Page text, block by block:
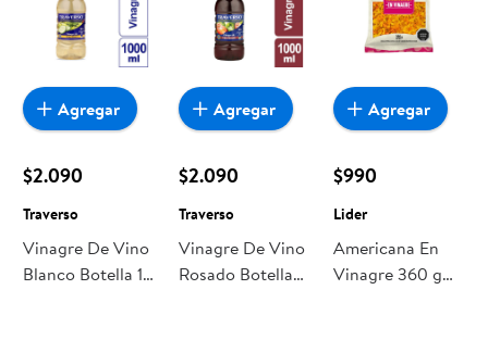
$2.090
Traverso
Vinagre De Vino
Blanco Botella 1
Agregar
$2.090
Traverso
Vinagre De Vino
Rosado Botella
Agregar
$990
Lider
Americana En
Vinagre 360 g
Agregar